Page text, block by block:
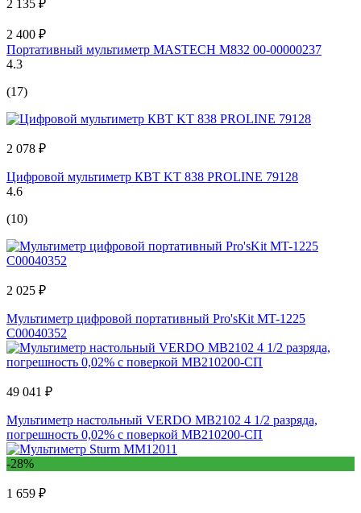
2 135 ₽
2 400 ₽
Портативный мультиметр MASTECH M832 00-00000237
4.3
(17)
2 078 ₽
Цифровой мультиметр КВТ KT 838 PROLINE 79128
4.6
(10)
2 025 ₽
Мультиметр цифровой портативный Pro'sKit MT-1225
С00040352
49 041 ₽
Мультиметр настольный VERDO MB2102 4 1/2 разряда,
погрешность 0,02% с поверкой MB210200-СП
-28%
1 659 ₽